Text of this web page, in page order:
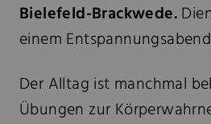
Bielefeld-Brackwede.
einem
Der Alltag ist manchmal
Übungen zur